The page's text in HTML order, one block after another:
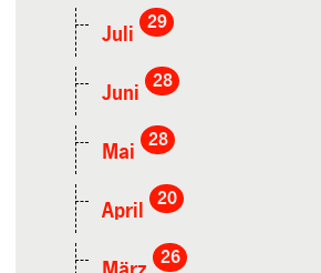
Juli
29
Juni
28
Mai
28
April
20
26